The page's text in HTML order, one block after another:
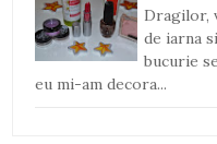
Dragilor,
de iarna
bucurie
eu mi-am decora...